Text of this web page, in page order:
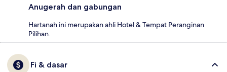
Anugerah dan gabungan
Hartanah ini merupakan ahli Hotel & Tempat Peranginan
Pilihan.
Fi & dasar